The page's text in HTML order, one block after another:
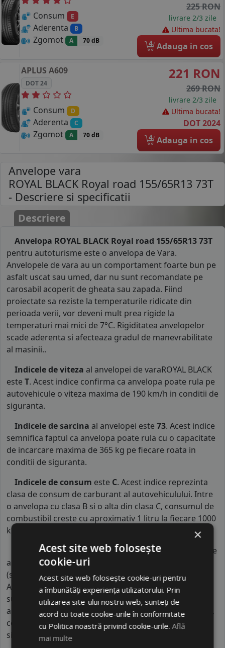
Consum E
Aderenta B
Zgomot A 70 dB
225 RON
livrare 2/3 zile
Ultima bucata!
4 Adauga in cos
APLUS A609
DOT 24
Consum D
Aderenta C
Zgomot A 70 dB
221 RON
269 RON
livrare 2/3 zile
Ultima bucata!
DOT 2024
4 Adauga in cos
Anvelope vara
ROYAL BLACK Royal road 155/65R13 73T
- Descriere si specificatii
Descriere
Anvelopa ROYAL BLACK Royal road 155/65R13 73T
pentru autoturisme este o anvelopa de Vara.
Anvelopele de vara au un comportament foarte bun pe
asfalt uscat sau umed, dar nu sunt recomandate pe
carosabil acoperit de gheata sau zapada. Fiind
proiectate sa reziste la temperaturile ridicate din
perioada verii, vor deveni mult prea rigide la
temperaturi mai mici de 7°C. Rigiditatea anvelopelor
scade aderenta si afecteaza gradul de manevrabilitate
al masinii..
Indicele de viteza al anvelopei de varaROYAL BLACK
este T. Acest indice confirma ca anvelopa poate rula pe
autovehicule o viteza maxima de 190 km/h in conditii de
siguranta.
Indicele de sarcina al anvelopei este 73. Acest indice
semnifica faptul ca anvelopa poate rula cu o capacitate
de incarcare maxima de 365 kg pe fiecare roata in
conditii de siguranta.
Indicele de consum este C. Acest indice reprezinta
clasa de consum de carburant al autovehiculului. Intre
o anvelopa cu clasa B si o alta din clasa C, consumul de
combustibil creste cu aproximativ 1 litru la fiecare 1000
km parcursi.
Indicele de aderentaal anvelopei este
. Acest tip de
anvelope va avea o distanta de franare pe carosabil ud
(strat de apa intre 0.5 mm si 1.5 mm) cu 4 anvelope cu
ABS ruland cu 80 km/h, mai mare decat clasele
superioare. Intre o anvelopa din clasa de franare C si
alta din clasa E este o diferenta de aproximativ 9 metri,
contribuind astfel, la o siguranta mai mare a soferului
si participantilor din trafic.
×
Acest site web folosește
cookie-uri
Acest site web folosește cookie-uri pentru
a îmbunătăți experiența utilizatorului. Prin
utilizarea site-ului nostru web, sunteți de
acord cu toate cookie-urile în conformitate
cu Politica noastră privind cookie-urile.Află
mai multe